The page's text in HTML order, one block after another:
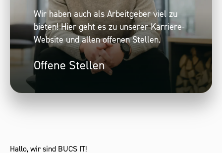
Wir haben auch als Arbeitgeber viel zu
bieten! Hier geht es zu unserer Karriere-
Website und allen offenen Stellen.
Offene Stellen
Hallo, wir sind BUCS IT!